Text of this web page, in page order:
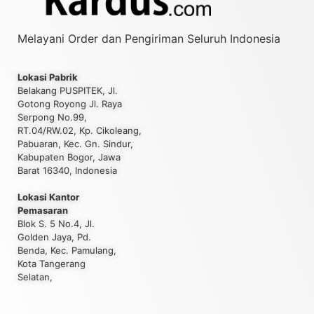
Melayani Order dan Pengiriman Seluruh Indonesia
Lokasi Pabrik
Belakang PUSPITEK, Jl.
Gotong Royong Jl. Raya
Serpong No.99,
RT.04/RW.02, Kp. Cikoleang,
Pabuaran, Kec. Gn. Sindur,
Kabupaten Bogor, Jawa
Barat 16340, Indonesia
Lokasi Kantor
Pemasaran
Blok S. 5 No.4, Jl.
Golden Jaya, Pd.
Benda, Kec. Pamulang,
Kota Tangerang
Selatan,